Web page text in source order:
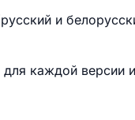
и
каждой версии